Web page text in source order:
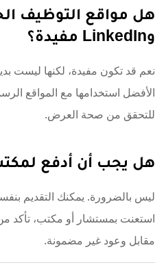
وLinkedIn مفيدة؟
نعم قد تكون مفيدة، لكنها ليست
الأفضل استخدامها مع المواقع
للتحقق من صحة العرض.
هل يجب أن أدفع
ليس بالضرورة. يمكنك التقديم
استعنت بمستشار أو مكتب، تأكد
مقابل وعود غير مضمونة.